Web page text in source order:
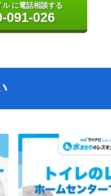
ル に電話相談する
091-026